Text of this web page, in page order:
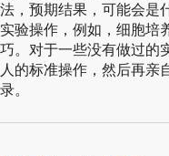
法，预期结果，可能会是
实验操作，例如，细胞培
巧。对于一些没有做过的
人的标准操作，然后再亲
录。